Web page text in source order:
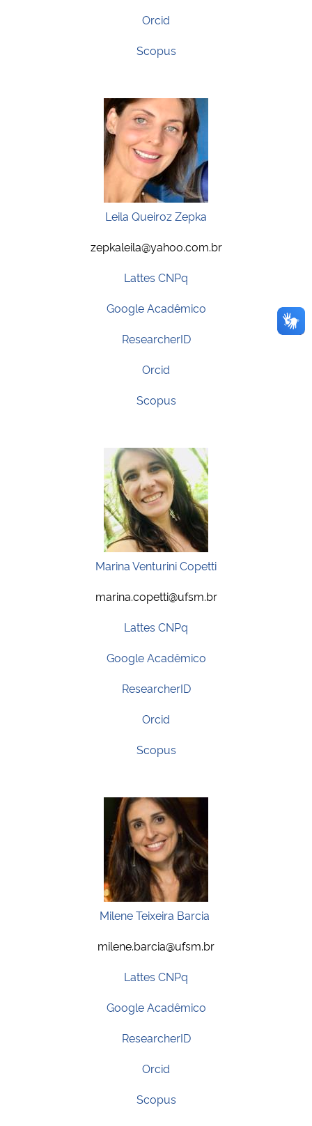
Orcid
Scopus
Leila Queiroz Zepka
zepkaleila@yahoo.com.br
Lattes CNPq
Google Acadêmico
ResearcherID
Orcid
Scopus
Marina Venturini Copetti
marina.copetti@ufsm.br
Lattes CNPq
Google Acadêmico
ResearcherID
Orcid
Scopus
Milene Teixeira Barcia
milene.barcia@ufsm.br
Lattes CNPq
Google Acadêmico
ResearcherID
Orcid
Scopus